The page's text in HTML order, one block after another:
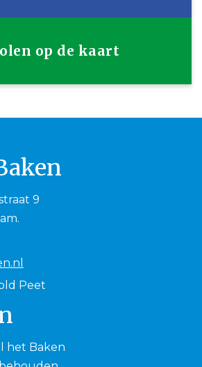
op de kaart
9
Peet
het Baken